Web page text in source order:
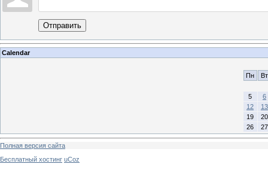
Отправить
Calendar
Пн Вт
5
6
12
13
19
20
26
27
Полная версия сайта
Бесплатный хостинг uCoz